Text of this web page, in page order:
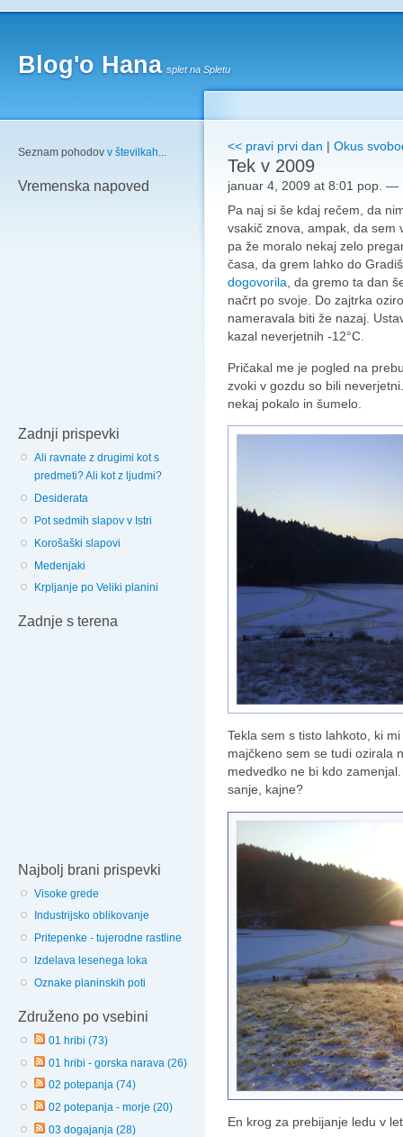
Blog'o Hana splet na Spletu
Seznam pohodov v številkah...
Vremenska napoved
Zadnji prispevki
Ali ravnate z drugimi kot s
predmeti? Ali kot z ljudmi?
Desiderata
Pot sedmih slapov v Istri
Korošaški slapovi
Medenjaki
Krpljanje po Veliki planini
Zadnje s terena
Najbolj brani prispevki
Visoke grede
Industrijsko oblikovanje
Pritepenke - tujerodne rastline
Izdelava lesenega loka
Oznake planinskih poti
Združeno po vsebini
01 hribi (73)
01 hribi - gorska narava (26)
02 potepanja (74)
02 potepanja - morje (20)
03 dogajanja (28)
<< pravi prvi dan | Okus
Tek v 2009
januar 4, 2009 at 8:01 pop. —
Pa naj si še kdaj rečem, da
vsakič znova, ampak, da sem
pa že moralo nekaj zelo
časa, da grem lahko do
dogovorila , da gremo ta dan
načrt po svoje. Do zajtrka
nameravala biti že nazaj.
kazal neverjetnih -12°C.
Pričakal me je pogled na
zvoki v gozdu so bili
nekaj pokalo in šumelo.
Tekla sem s tisto lahkoto, ki
majčkeno sem se tudi ozirala
medvedko ne bi kdo
sanje, kajne?
En krog za prebijanje ledu v